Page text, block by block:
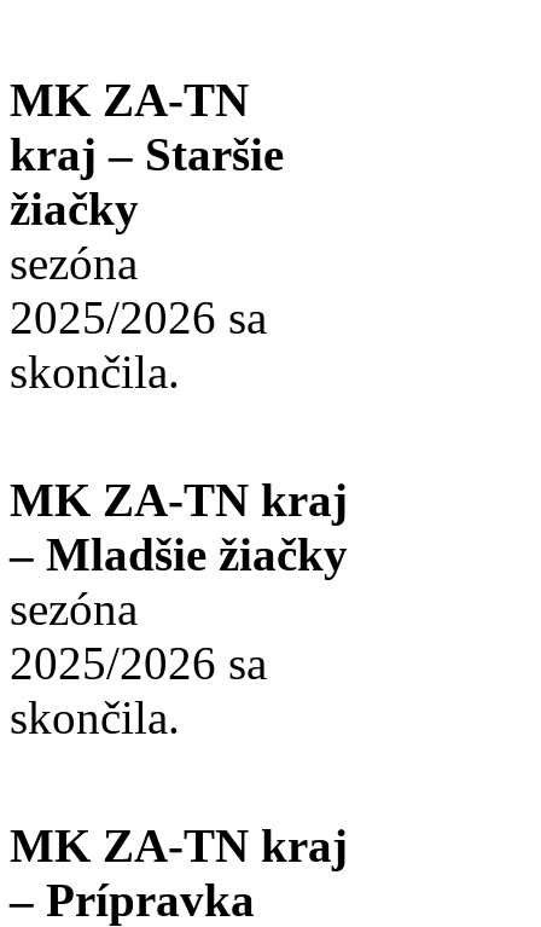
MK ZA-TN
kraj – Staršie
žiačky
sezóna
2025/2026 sa
skončila.
MK ZA-TN kraj
– Mladšie žiačky
sezóna
2025/2026 sa
skončila.
MK ZA-TN kraj
– Prípravka